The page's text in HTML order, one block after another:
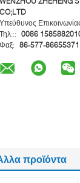
CO;LTD
Υπεύθυνος
Τηλ.:: 0086
Φαξ: 86-577-86655371
προϊόντα